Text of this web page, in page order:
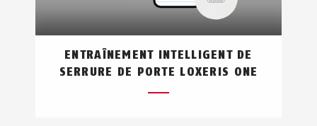
ENTRAÎNEMENT INTELLIGENT DE
SERRURE DE PORTE LOXERIS ONE